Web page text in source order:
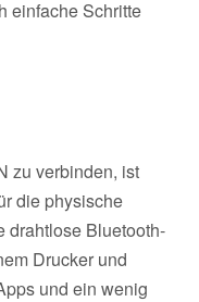
einfache Schritte
zu verbinden, ist
die physische
drahtlose Bluetooth-
Drucker und
und ein wenig